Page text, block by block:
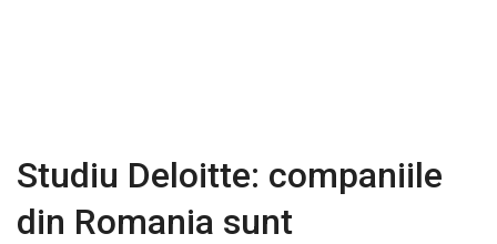
Studiu Deloitte: companiile
din Romania sunt